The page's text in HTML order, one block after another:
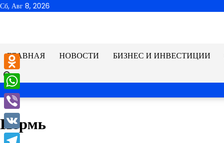
Перейти
Сб, Авг 8, 2026
ГЛАВНАЯ
НОВОСТИ БИЗНЕС И ИНВЕСТИЦИИ
Пермь
Odnoklassniki
WhatsApp
Viber
VK